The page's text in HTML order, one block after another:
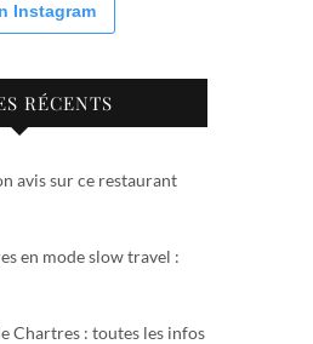
Instagram
RÉCENTS
avis sur ce restaurant
en mode slow travel :
Chartres : toutes les infos